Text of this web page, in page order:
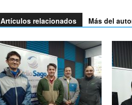
Artículos relacionados Más del